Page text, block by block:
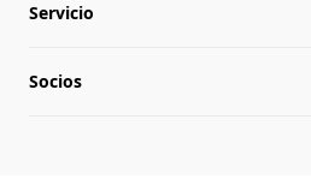
Hitos
Globalización
Novedades
Servicio
Descargar
Socios